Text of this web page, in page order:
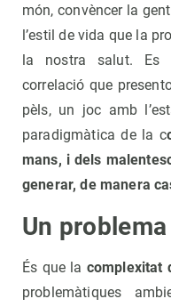
món, convèncer la
l’estil de vida que la
la nostra salut. Es
correlació que
pèls, un joc amb
paradigmàtica de la c
mans, i dels
generar, de manera
Un
És que la complexitat
problemàtiques